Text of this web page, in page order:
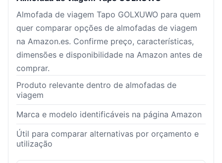
Almofada de viagem Tapo GOLXUWO para quem
quer comparar opções de almofadas de viagem
na Amazon.es. Confirme preço, características,
dimensões e disponibilidade na Amazon antes de
comprar.
Produto relevante dentro de almofadas de
viagem
Marca e modelo identificáveis na página Amazon
Útil para comparar alternativas por orçamento e
utilização